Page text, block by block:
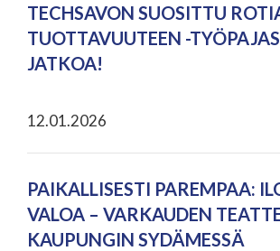
TECHSAVON SUOSITTU
TUOTTAVUUTEEN -
JATKOA!
12.01.2026
PAIKALLISESTI PAREMPAA:
VALOA – VARKAUDEN
KAUPUNGIN SYDÄMESSÄ